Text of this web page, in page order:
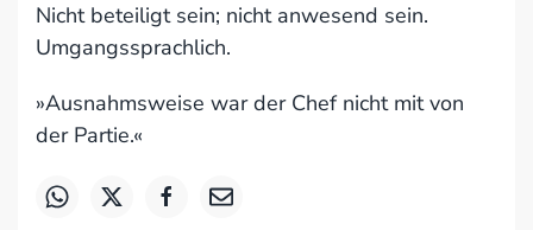
Nicht beteiligt sein; nicht anwesend sein.
Umgangssprachlich.
»Ausnahmsweise war der Chef nicht mit von
der Partie.«